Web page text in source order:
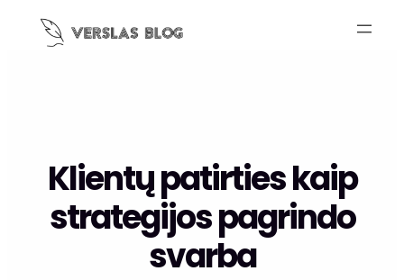
Klientų patirties kaip
strategijos pagrindo
svarba